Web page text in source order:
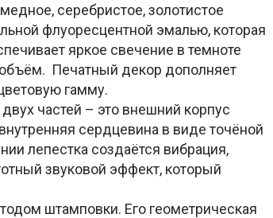
серебристое, золотистое
флуоресцентной эмалью, которая
яркое свечение в темноте
Печатный декор дополняет
гамму.
частей – это внешний корпус
сердцевина в виде точёной
лепестка создаётся вибрация,
звуковой эффект, который
штамповки. Его геометрическая